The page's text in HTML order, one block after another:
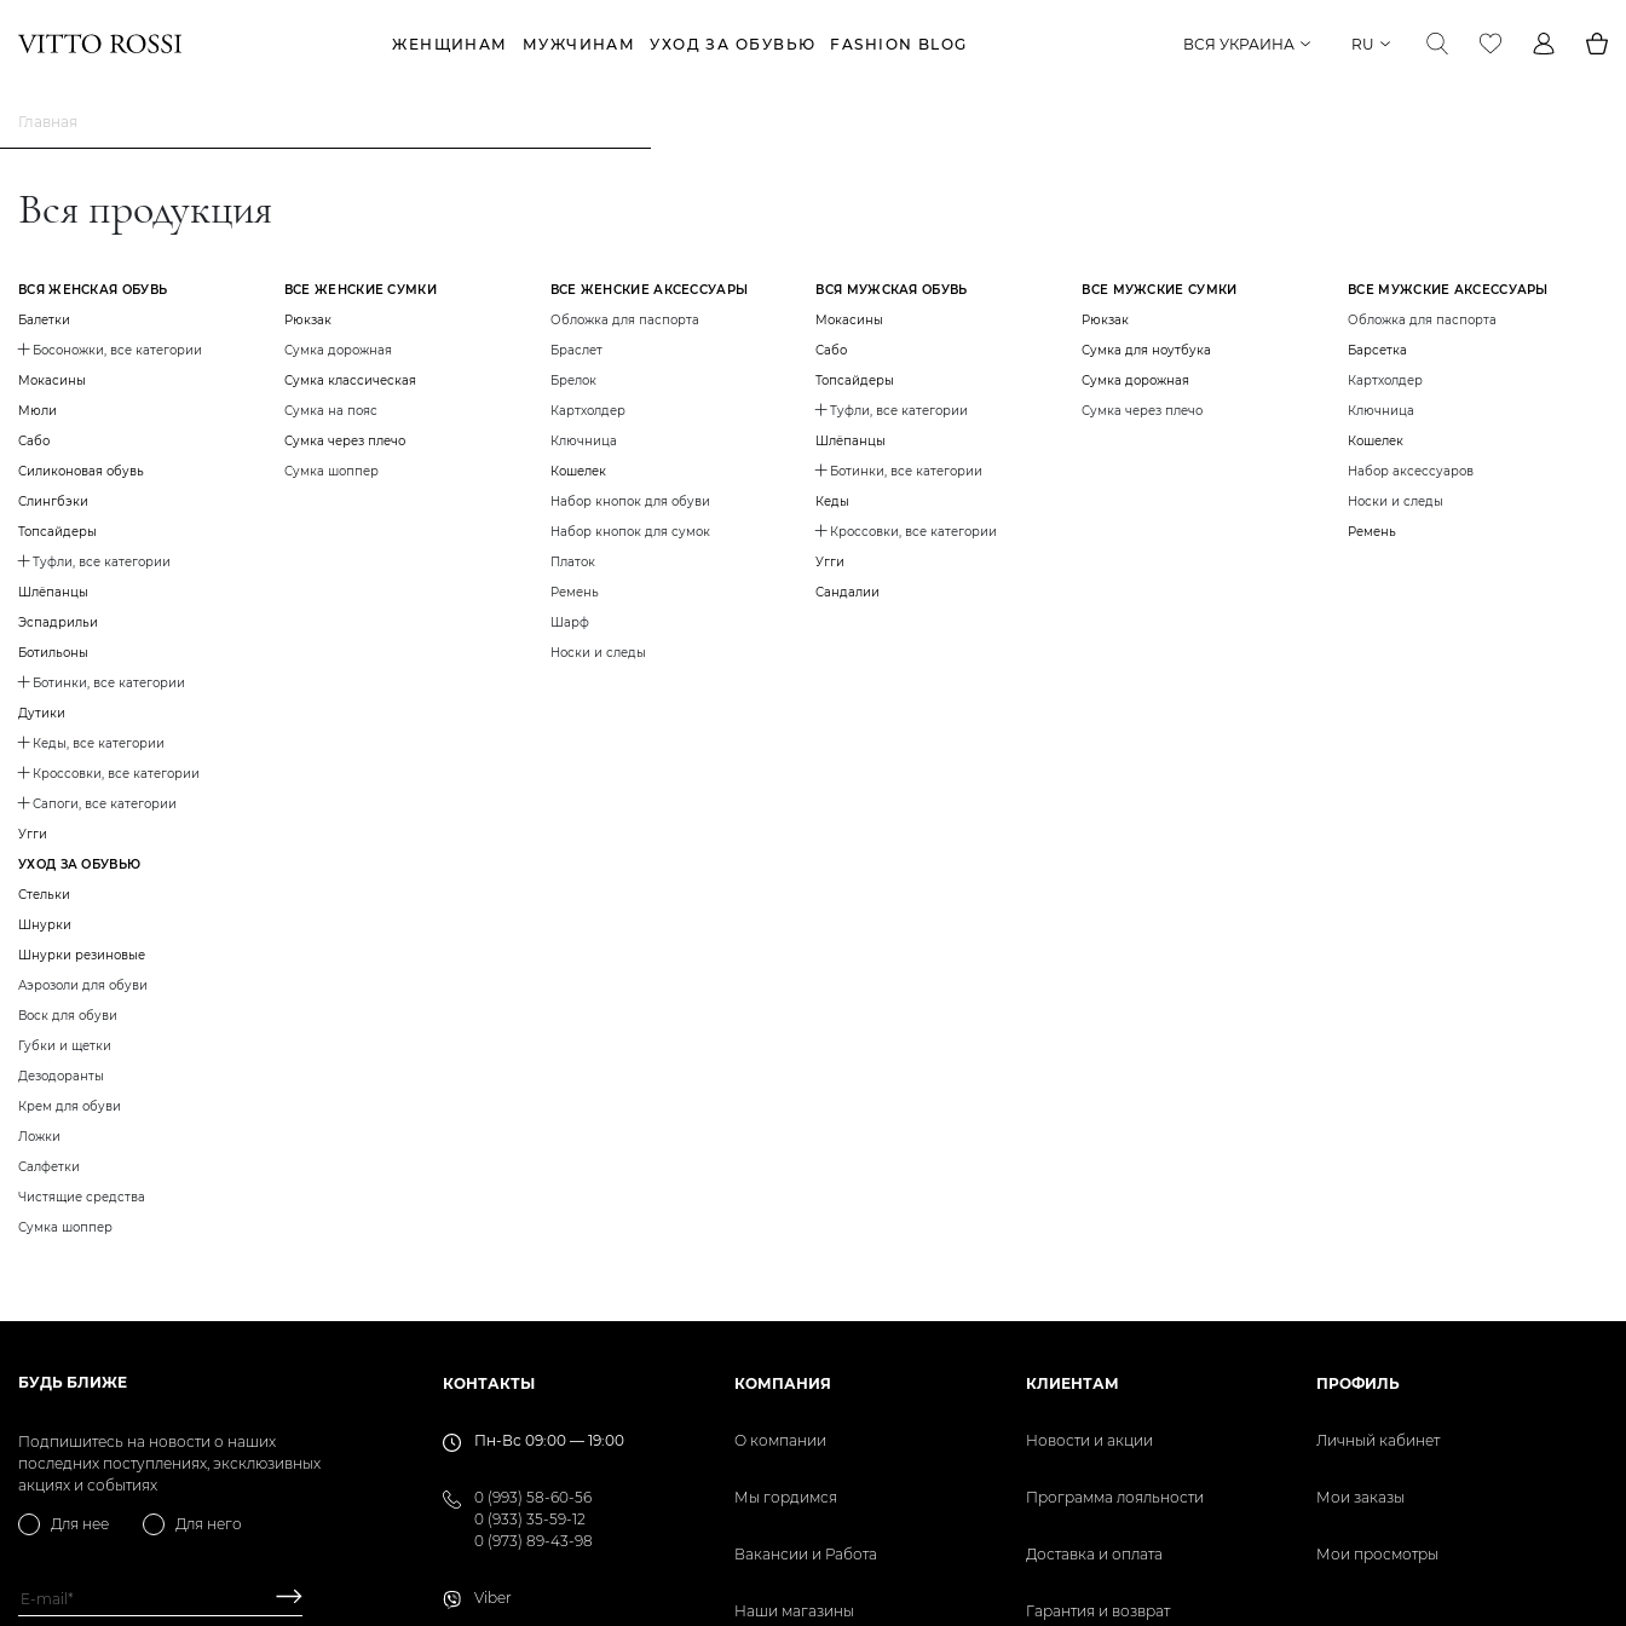
ЖЕНЩИНАМ МУЖЧИНАМ УХОД ЗА ОБУВЬЮ FASHION BLOG ВСЯ УКРАИНА RU
Главная
Вся продукция
ВСЯ ЖЕНСКАЯ ОБУВЬ
Балетки
Босоножки, все категории
Мокасины
Мюли
Сабо
Силиконовая обувь
Слингбэки
Топсайдеры
Туфли, все категории
Шлёпанцы
Эспадрильи
Ботильоны
Ботинки, все категории
Дутики
Кеды, все категории
Кроссовки, все категории
Сапоги, все категории
Угги
ВСЕ ЖЕНСКИЕ СУМКИ
Рюкзак
Сумка дорожная
Сумка классическая
Сумка на пояс
Сумка через плечо
Сумка шоппер
ВСЕ ЖЕНСКИЕ АКСЕССУАРЫ
Обложка для паспорта
Браслет
Брелок
Картхолдер
Ключница
Кошелек
Набор кнопок для обуви
Набор кнопок для сумок
Платок
Ремень
Шарф
Носки и следы
ВСЯ МУЖСКАЯ ОБУВЬ
Мокасины
Сабо
Топсайдеры
Туфли, все категории
Шлёпанцы
Ботинки, все категории
Кеды
Кроссовки, все категории
Угги
Сандалии
ВСЕ МУЖСКИЕ СУМКИ
Рюкзак
Сумка для ноутбука
Сумка дорожная
Сумка через плечо
ВСЕ МУЖСКИЕ АКСЕССУАРЫ
Обложка для паспорта
Барсетка
Картхолдер
Ключница
Кошелек
Набор аксессуаров
Носки и следы
Ремень
УХОД ЗА ОБУВЬЮ
Стельки
Шнурки
Шнурки резиновые
Аэрозоли для обуви
Воск для обуви
Губки и щетки
Дезодоранты
Крем для обуви
Ложки
Салфетки
Чистящие средства
Сумка шоппер
БУДЬ БЛИЖЕ
Подпишитесь на новости о наших
последних поступлениях, эксклюзивных
акциях и событиях
Для нее Для него
КОНТАКТЫ
Пн-Вс 09:00 — 19:00
0 (993) 58-60-56
0 (933) 35-59-12
0 (973) 89-43-98
Viber
КОМПАНИЯ
О компании
Мы гордимся
Вакансии и Работа
Наши магазины
КЛИЕНТАМ
Новости и акции
Программа лояльности
Доставка и оплата
Гарантия и возврат
ПРОФИЛЬ
Личный кабинет
Мои заказы
Мои просмотры